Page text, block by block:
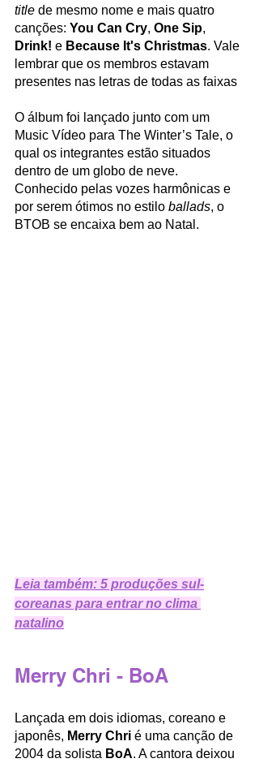
title de mesmo nome e mais quatro
canções: You Can Cry, One Sip,
Drink! e Because It's Christmas. Vale
lembrar que os membros estavam
presentes nas letras de todas as faixas
O álbum foi lançado junto com um
Music Vídeo para The Winter’s Tale, o
qual os integrantes estão situados
dentro de um globo de neve.
Conhecido pelas vozes harmônicas e
por serem ótimos no estilo ballads, o
BTOB se encaixa bem ao Natal.
Leia também: 5 produções sul-
coreanas para entrar no clima
natalino
Merry Chri - BoA
Lançada em dois idiomas, coreano e
japonês, Merry Chri é uma canção de
2004 da solista BoA. A cantora deixou